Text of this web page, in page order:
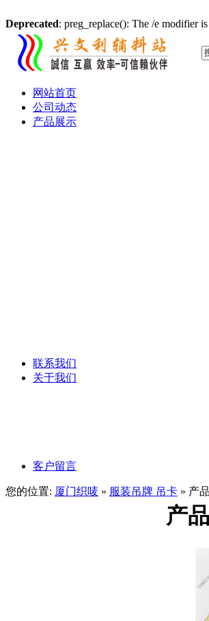
Deprecated: preg_replace(): The /e modifier
网站首页
公司动态
产品展示
联系我们
关于我们
客户留言
您的位置: 厦门织唛 » 服装吊牌 吊卡 » 产
产